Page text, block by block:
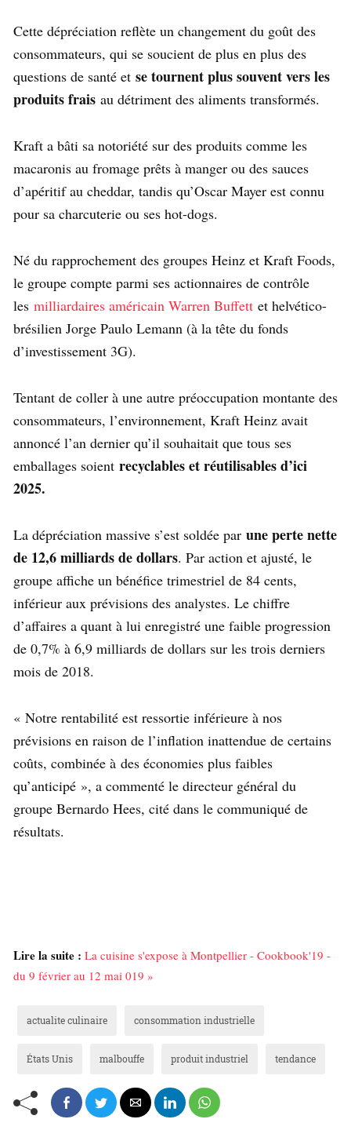
Cette dépréciation reflète un changement du goût des
consommateurs, qui se soucient de plus en plus des
questions de santé et se tournent plus souvent vers les
produits frais au détriment des aliments transformés.
Kraft a bâti sa notoriété sur des produits comme les
macaronis au fromage prêts à manger ou des sauces
d’apéritif au cheddar, tandis qu’Oscar Mayer est connu
pour sa charcuterie ou ses hot-dogs.
Né du rapprochement des groupes Heinz et Kraft Foods,
le groupe compte parmi ses actionnaires de contrôle
les milliardaires américain Warren Buffett et helvético-
brésilien Jorge Paulo Lemann (à la tête du fonds
d’investissement 3G).
Tentant de coller à une autre préoccupation montante des
consommateurs, l’environnement, Kraft Heinz avait
annoncé l’an dernier qu’il souhaitait que tous ses
emballages soient recyclables et réutilisables d’ici
2025.
La dépréciation massive s’est soldée par une perte nette
de 12,6 milliards de dollars. Par action et ajusté, le
groupe affiche un bénéfice trimestriel de 84 cents,
inférieur aux prévisions des analystes. Le chiffre
d’affaires a quant à lui enregistré une faible progression
de 0,7% à 6,9 milliards de dollars sur les trois derniers
mois de 2018.
« Notre rentabilité est ressortie inférieure à nos
prévisions en raison de l’inflation inattendue de certains
coûts, combinée à des économies plus faibles
qu’anticipé », a commenté le directeur général du
groupe Bernardo Hees, cité dans le communiqué de
résultats.
Lire la suite : La cuisine s'expose à Montpellier - Cookbook'19 -
du 9 février au 12 mai 019 »
actualite culinaire consommation industrielle
États Unis malbouffe produit industriel tendance